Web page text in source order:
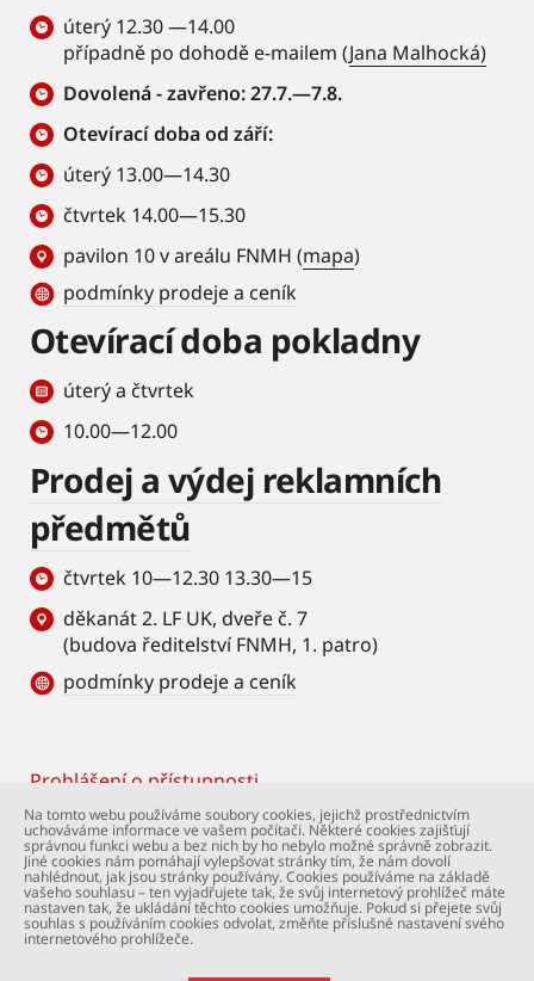
úterý 12.30 —14.00
případně po dohodě e-mailem (Jana Malhocká)
Dovolená - zavřeno: 27.7.—7.8.
Otevírací doba od září:
úterý 13.00—14.30
čtvrtek 14.00—15.30
pavilon 10 v areálu FNMH (mapa)
podmínky prodeje a ceník
Otevírací doba pokladny
úterý a čtvrtek
10.00—12.00
Prodej a výdej reklamních
předmětů
čtvrtek 10—12.30 13.30—15
děkanát 2. LF UK, dveře č. 7
(budova ředitelství FNMH, 1. patro)
podmínky prodeje a ceník
Footer
Prohlášení o přístupnosti
© Univerzita Karlova – 2. lékařská fakulta. Všechna
práva vyhrazena. Foto: 2. LF a Shutterstock.com.
Podpora webu:webmaster@lfmotol.cuni.cz
Na tomto webu používáme soubory cookies, jejichž prostřednictvím
uchováváme informace ve vašem počítači. Některé cookies zajišťují
správnou funkci webu a bez nich by ho nebylo možné správně zobrazit.
Jiné cookies nám pomáhají vylepšovat stránky tím, že nám dovolí
nahlédnout, jak jsou stránky používány. Cookies používáme na základě
vašeho souhlasu – ten vyjadřujete tak, že svůj internetový prohlížeč máte
nastaven tak, že ukládání těchto cookies umožňuje. Pokud si přejete svůj
souhlas s používáním cookies odvolat, změňte příslušné nastavení svého
internetového prohlížeče.